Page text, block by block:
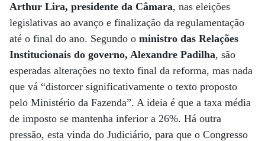
Arthur Lira, presidente da Câmara, nas eleições
legislativas ao avanço e finalização da regulamentação
até o final do ano. Segundo o ministro das Relações
Institucionais do governo, Alexandre Padilha, são
esperadas alterações no texto final da reforma, mas nada
que vá “distorcer significativamente o texto proposto
pelo Ministério da Fazenda”. A ideia é que a taxa média
de imposto se mantenha inferior a 26%. Há outra
pressão, esta vinda do Judiciário, para que o Congresso